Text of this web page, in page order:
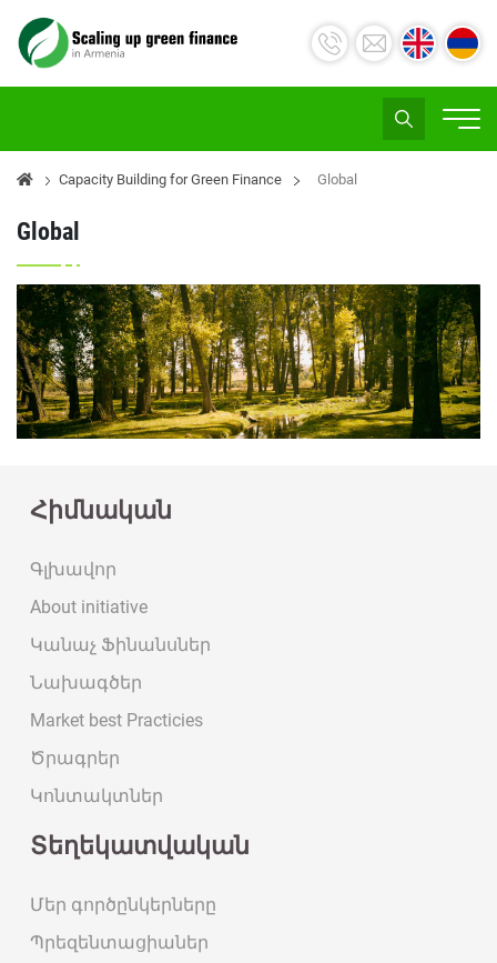
Capacity Building for Green Finance Global
Global
Հիմնական
Գլխավոր
About initiative
Կանաչ Ֆինանսներ
Նախագծեր
Market best Practicies
Ծրագրեր
Կոնտակտներ
Տեղեկատվական
Մեր գործընկերները
Պրեզենտացիաներ